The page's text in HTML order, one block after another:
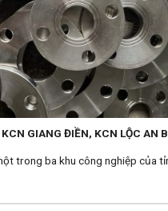
GIANG ĐIỀN, KCN LỘC AN
trong ba khu công nghiệp của